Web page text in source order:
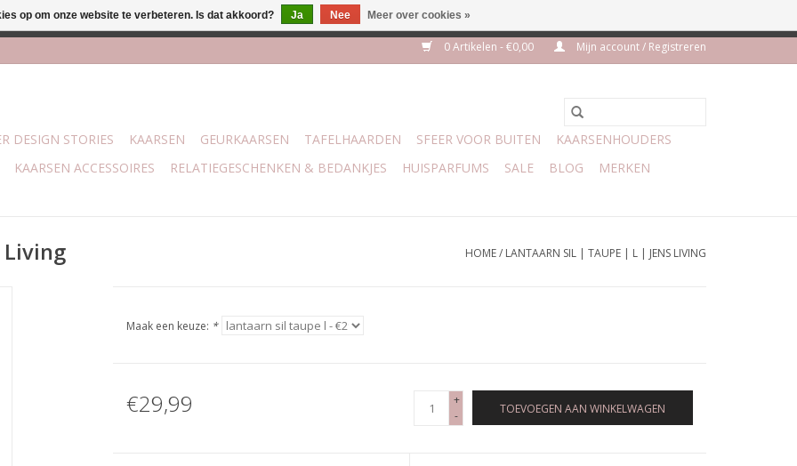
0 Artikelen - €0,00 Mijn account / Registreren
DESIGN STORIES KAARSEN GEURKAARSEN TAFELHAARDEN SFEER VOOR BUITEN
KAARSENHOUDERS
KAARSEN ACCESSOIRES
RELATIEGESCHENKEN & BEDANKJES HUISPARFUMS SALE BLOG MERKEN
HOME/ LANTAARN SIL | TAUPE | L | JENS LIVING
Maak een keuze: *
€29,99
+
-
TOEVOEGEN AAN WINKELWAGEN
op om onze website te verbeteren. Is dat akkoord? Ja Nee Meer over cookies »
bij mijn winkel Trotz | Belvederelaan 107 Zwolle | 27 juli t/m 3 aug VAKANTIE